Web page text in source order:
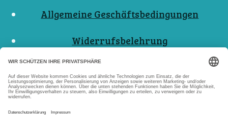
Allgemeine Geschäftsbedingungen
Widerrufsbelehrung
Nutzungsbedingungen
Datenschutzerklärungen